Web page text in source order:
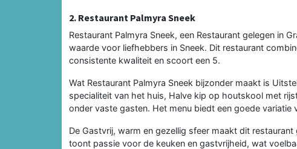
2. Restaurant Palmyra Sneek
Restaurant Palmyra Sneek, een Restaurant gelegen in
waarde voor liefhebbers in Sneek. Dit restaurant
consistente kwaliteit en scoort een 5.
Wat Restaurant Palmyra Sneek bijzonder maakt is
specialiteit van het huis, Halve kip op houtskool met
onder vaste gasten. Het menu biedt een goede
De Gastvrij, warm en gezellig sfeer maakt dit
toont passie voor de keuken en gastvrijheid, wat